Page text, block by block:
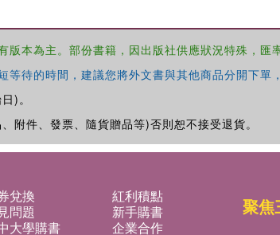
本為主。部份書籍，因出版社供應狀況特殊，匯
待的時間，建議您將外文書與其他商品分開下單
)。
附件、發票、隨貨贈品等)否則恕不接受退貨。
兌換
紅利積點
問題
新手購書
大學購書
企業合作
聚焦